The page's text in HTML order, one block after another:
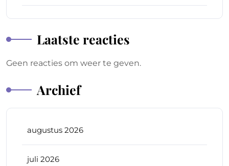
Laatste reacties
Geen reacties om weer te geven.
Archief
augustus 2026
juli 2026